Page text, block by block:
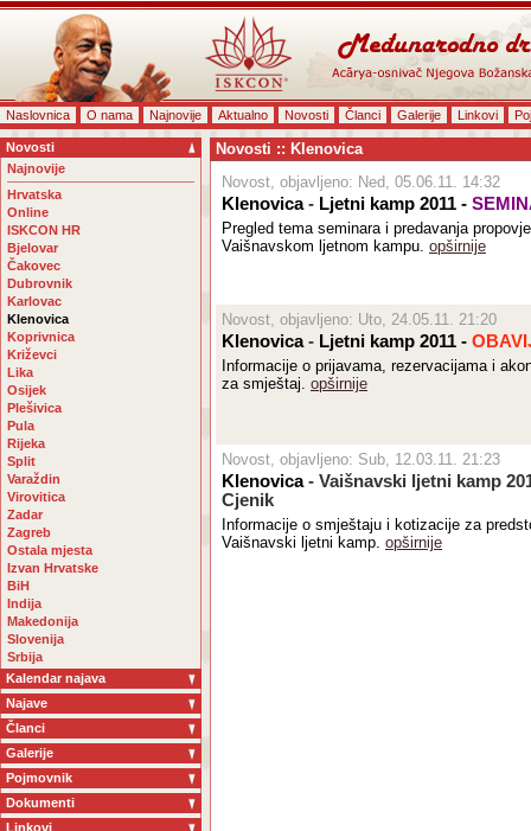
Naslovnica O nama Najnovije Aktualno Novosti Članci Galerije Linkovi
Novosti
Najnovije
Hrvatska
Online
ISKCON HR
Bjelovar
Čakovec
Dubrovnik
Karlovac
Klenovica
Koprivnica
Križevci
Lika
Osijek
Plešivica
Pula
Rijeka
Split
Varaždin
Virovitica
Zadar
Zagreb
Ostala mjesta
Izvan Hrvatske
BiH
Indija
Makedonija
Slovenija
Srbija
Kalendar najava
Najave
Članci
Galerije
Pojmovnik
Dokumenti
Linkovi
Novosti :: Klenovica
Novost, objavljeno: Ned, 05.06.11. 14:32
Klenovica- Ljetni kamp 2011 -
Pregled tema seminara i predavanja
Vaišnavskom ljetnom kampu. opširnije
Novost, objavljeno: Uto, 24.05.11. 21:20
Klenovica- Ljetni kamp 2011 -
Informacije o prijavama, rezervacijama i
za smještaj. opširnije
Novost, objavljeno: Sub, 12.03.11. 21:23
Klenovica- Vaišnavski ljetni kamp
Cjenik
Informacije o smještaju i kotizacije za
Vaišnavski ljetni kamp. opširnije